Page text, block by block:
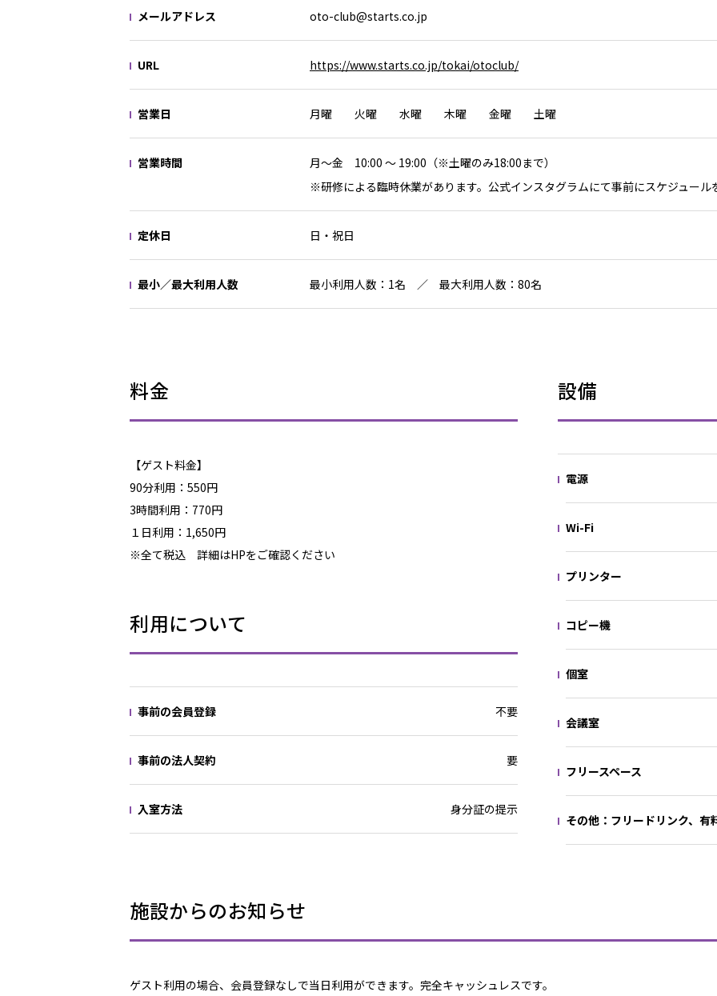
メールアドレス oto-club@starts.co.jp
URL https://www.starts.co.jp/tokai/otoclub/
営業日 月曜 火曜 水曜 木曜 金曜 土曜
営業時間
月～金 10:00 ～ 19:00（※土曜のみ18:00まで）
※研修による臨時休業があります。公式インスタグラムにて事前にスケジュール
定休日 日・祝日
最小／最大利用人数 最小利用人数：1名 ／ 最大利用人数：80名
料金
【ゲスト料金】
90分利用：550円
3時間利用：770円
１日利用：1,650円
※全て税込 詳細はHPをご確認ください
利用について
事前の会員登録 不要
事前の法人契約 要
入室方法 身分証の提示
設備
電源
Wi-Fi
プリンター
コピー機
個室
会議室
フリースペース
その他：フリードリンク、有
施設からのお知らせ
ゲスト利用の場合、会員登録なしで当日利用ができます。完全キャッシュレスです。